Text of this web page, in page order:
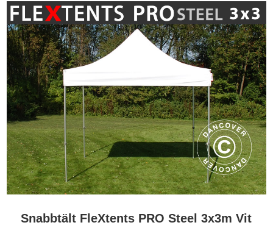
Snabbtält FleXtents PRO Steel 3x3m Vit